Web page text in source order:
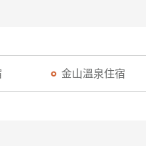
金山溫泉住宿